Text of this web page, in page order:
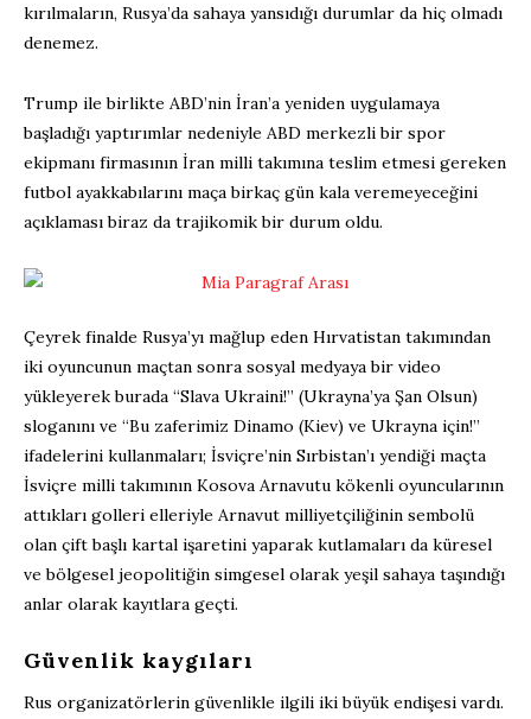
kırılmaların, Rusya’da sahaya yansıdığı durumlar da hiç olmadı
denemez.
Trump ile birlikte ABD’nin İran’a yeniden uygulamaya
başladığı yaptırımlar nedeniyle ABD merkezli bir spor
ekipmanı firmasının İran milli takımına teslim etmesi gereken
futbol ayakkabılarını maça birkaç gün kala veremeyeceğini
açıklaması biraz da trajikomik bir durum oldu.
Çeyrek finalde Rusya’yı mağlup eden Hırvatistan takımından
iki oyuncunun maçtan sonra sosyal medyaya bir video
yükleyerek burada “Slava Ukraini!” (Ukrayna’ya Şan Olsun)
sloganını ve “Bu zaferimiz Dinamo (Kiev) ve Ukrayna için!”
ifadelerini kullanmaları; İsviçre’nin Sırbistan’ı yendiği maçta
İsviçre milli takımının Kosova Arnavutu kökenli oyuncularının
attıkları golleri elleriyle Arnavut milliyetçiliğinin sembolü
olan çift başlı kartal işaretini yaparak kutlamaları da küresel
ve bölgesel jeopolitiğin simgesel olarak yeşil sahaya taşındığı
anlar olarak kayıtlara geçti.
Güvenlik kaygıları
Rus organizatörlerin güvenlikle ilgili iki büyük endişesi vardı.